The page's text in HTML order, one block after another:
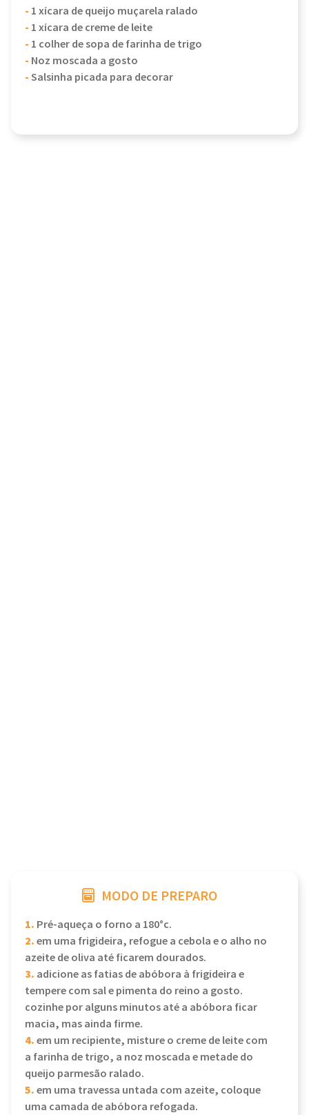
- 1 xícara de queijo muçarela ralado
- 1 xícara de creme de leite
- 1 colher de sopa de farinha de trigo
- Noz moscada a gosto
-Salsinha picada para decorar
MODO DE PREPARO
1. Pré-aqueça o forno a 180°c.
2.em uma frigideira, refogue a cebola e o alho no
azeite de oliva até ficarem dourados.
3. adicione as fatias de abóbora à frigideira e
tempere com sal e pimenta do reino a gosto.
cozinhe por alguns minutos até a abóbora ficar
macia, mas ainda firme.
4.em um recipiente, misture o creme de leite com
a farinha de trigo, a noz moscada e metade do
queijo parmesão ralado.
5.em uma travessa untada com azeite, coloque
uma camada de abóbora refogada.